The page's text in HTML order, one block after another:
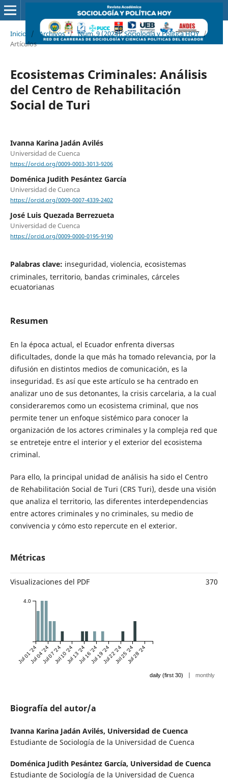
Inicio / Archivos / Núm. 9 (2024): Sociología y Política HOY /
Artículos
Ecosistemas Criminales: Análisis
del Centro de Rehabilitación
Social de Turi
Ivanna Karina Jadán Avilés
Universidad de Cuenca
https://orcid.org/0009-0003-3013-9206
Doménica Judith Pesántez García
Universidad de Cuenca
https://orcid.org/0009-0007-4339-2402
José Luis Quezada Berrezueta
Universidad de Cuenca
https://orcid.org/0009-0000-0195-9190
Palabras clave: inseguridad, violencia, ecosistemas
criminales, territorio, bandas criminales, cárceles
ecuatorianas
Resumen
En la época actual, el Ecuador enfrenta diversas
dificultades, donde la que más ha tomado relevancia, por la
difusión en distintos medios de comunicación, es la
inseguridad. Es así que este artículo se ha centrado en
analizar uno de sus detonantes, la crisis carcelaria, a la cual
consideraremos como un ecosistema criminal, que nos
permite tener un enfoque sistémico para conocer la
organización de los actores criminales y la compleja red que
se entreteje entre el interior y el exterior del ecosistema
criminal.
Para ello, la principal unidad de análisis ha sido el Centro
de Rehabilitación Social de Turi (CRS Turi), desde una visión
que analiza el territorio, las diferentes interdependencias
entre actores criminales y no criminales, su medio de
convivencia y cómo esto repercute en el exterior.
Métricas
Visualizaciones del PDF 370
Jul 01 '24Jul 04 '24Jul 07 '24Jul 10 '24Jul 13 '24Jul 16 '24Jul 19 '24Jul 22 '24Jul 25 '24Jul 28 '24
4.0
daily (first 30) | monthly
Biografía del autor/a
Ivanna Karina Jadán Avilés, Universidad de Cuenca
Estudiante de Sociología de la Universidad de Cuenca
Doménica Judith Pesántez García, Universidad de Cuenca
Estudiante de Sociología de la Universidad de Cuenca